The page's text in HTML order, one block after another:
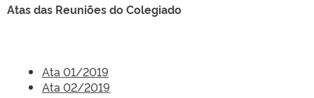
Atas das Reuniões do Colegiado
Ata 01/2019
Ata 02/2019